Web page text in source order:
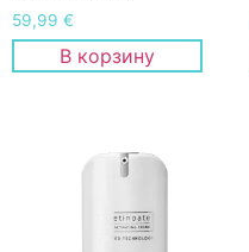
59,99 €
В корзину